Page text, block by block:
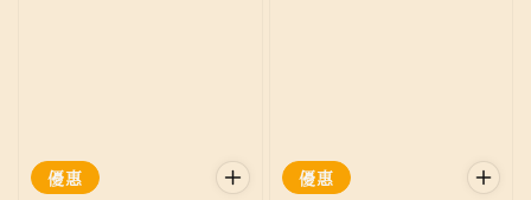
優惠 優惠